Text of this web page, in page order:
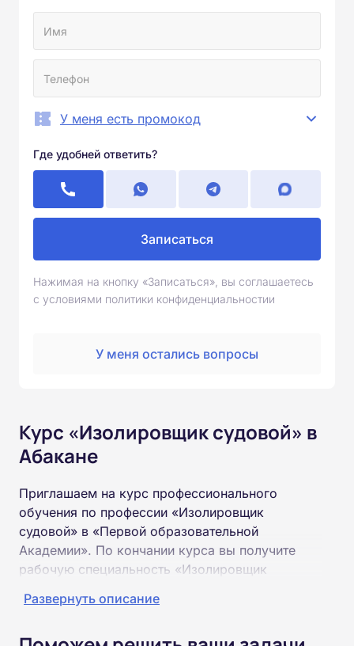
У меня есть промокод
Где удобней ответить?
Записаться
Нажимая на кнопку «Записаться», вы соглашаетесь
с условиями политики конфиденциальностии
У меня остались вопросы
Курс «Изолировщик судовой» в
Абакане
Приглашаем на курс профессионального
обучения по профессии «Изолировщик
судовой» в «Первой образовательной
Академии». По кончании курса вы получите
рабочую специальность «Изолировщик
Развернуть описание